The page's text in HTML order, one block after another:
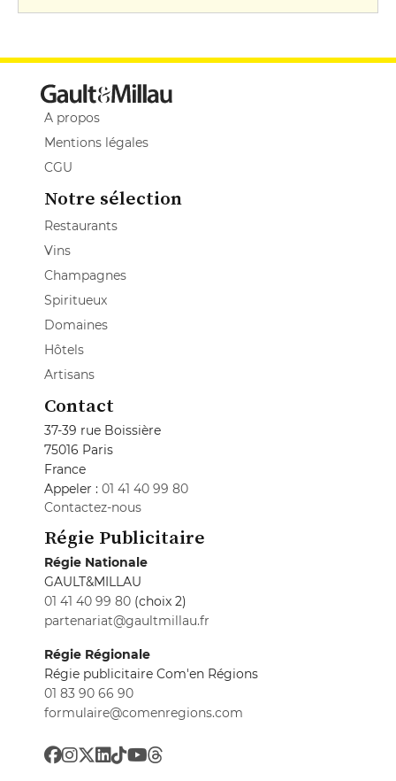
A propos
Mentions légales
CGU
Notre sélection
Restaurants
Vins
Champagnes
Spiritueux
Domaines
Hôtels
Artisans
Contact
37-39 rue Boissière
75016 Paris
France
Appeler : 01 41 40 99 80
Contactez-nous
Régie Publicitaire
Régie Nationale
GAULT&MILLAU
01 41 40 99 80 (choix 2)
partenariat@gaultmillau.fr
Régie Régionale
Régie publicitaire Com'en Régions
01 83 90 66 90
formulaire@comenregions.com